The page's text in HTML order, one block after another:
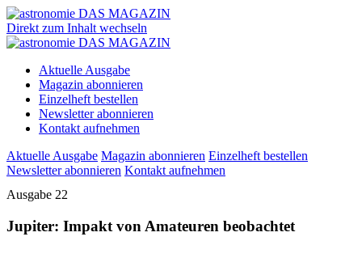
Direkt zum Inhalt wechseln
Aktuelle Ausgabe
Magazin abonnieren
Einzelheft bestellen
Newsletter abonnieren
Kontakt aufnehmen
Aktuelle Ausgabe Magazin abonnieren Einzelheft bestellen
Newsletter abonnieren Kontakt aufnehmen
Ausgabe 22
Jupiter: Impakt von Amateuren beobachtet